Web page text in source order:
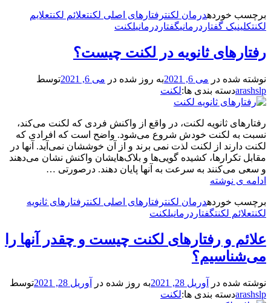
برای
صحبت
با
کسی
لکنت
می‌کند
برچسب‌ خوردهدرمان لکنترفتارهای اصلی لکنتعلائم لکنتعلایم
لکنتکلینیک گفتاردرمانیگفتاردرمانیلکنت
رفتارهای ثانویه در لکنت چیست؟
نوشته شده در می 6, 2021 به روز شده در می 6, 2021
توسط
arashslpدسته بندی ها:لکنت
رفتارهای ثانویه لکنت، در واقع از واکنش فردی که لکنت می‌کند،
نسبت به لکنت خودش شروع می‌شود. واضح است که افرادی که
لکنت دارند از لکنت لذت نمی برند و از آن خوششان نمی‌آید. آنها در
مقابل تکرارها، کشیده گویی‌ها و بلاک‌هایشان واکنش نشان می‌دهند
و سعی می‌کنند به سرعت به آنها پایان دهند. درصورتی …
ادامه ی نوشته
در
لکنت
برچسب‌ خوردهدرمان لکنترفتارهای اصلی لکنترفتارهای ثانویه
لکنتعلائم لکنتگفتاردرمانیلکنت
علائم و رفتارهای لکنت چیست و چقدر آنها را
می‌شناسیم؟
نوشته شده در آوریل 28, 2021 به روز شده در آوریل 28, 2021
توسط
arashslpدسته بندی ها:لکنت